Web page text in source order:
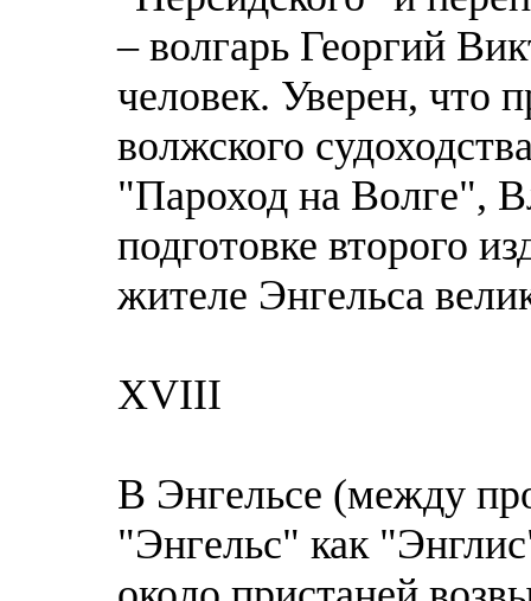
– волгарь Георгий
человек. Уверен, что
волжского
"Пароход на Волге",
подготовке второго
жителе Энгельса
XVIII
В Энгельсе (между
"Энгельс" как